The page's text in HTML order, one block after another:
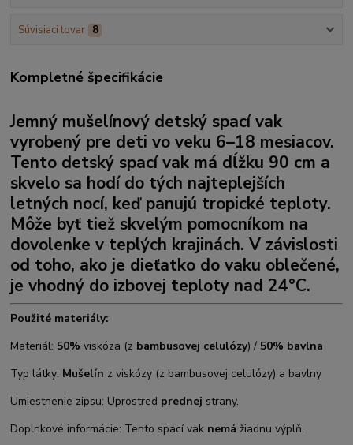
Súvisiaci tovar 8
Kompletné špecifikácie
Jemný mušelínový detský spací vak
vyrobený pre deti vo veku 6–18 mesiacov.
Tento detský spací vak má dĺžku 90 cm a
skvelo sa hodí do tých najteplejších
letných nocí, keď panujú tropické teploty.
Môže byť tiež skvelým pomocníkom na
dovolenke v teplých krajinách. V závislosti
od toho, ako je dieťatko do vaku oblečené,
je vhodný do izbovej teploty nad 24°C.
Použité materiály:
Materiál: 50% viskóza (z bambusovej celulózy) / 50% bavlna
Typ látky: Mušelín z viskózy (z bambusovej celulózy) a bavlny
Umiestnenie zipsu: Uprostred prednej strany.
Doplnkové informácie: Tento spací vak nemážiadnu výplň.